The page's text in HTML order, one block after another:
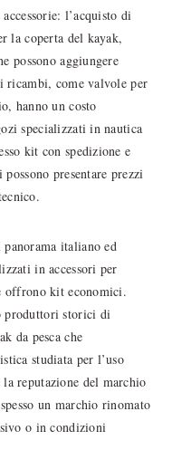
l’acquisto di
la coperta del kayak,
possono aggiungere
ricambi, come valvole per
hanno un costo
specializzati in nautica
kit con spedizione e
presentare prezzi
italiano ed
in accessori per
offrono kit economici.
produttori storici di
da pesca che
studiata per l’uso
reputazione del marchio
un marchio rinomato
o in condizioni